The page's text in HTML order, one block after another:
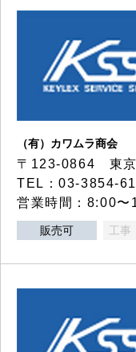
（有）カワムラ商会
〒123-0864 東京
TEL：03-3854-
営業時間：8:00〜
販売可 工事